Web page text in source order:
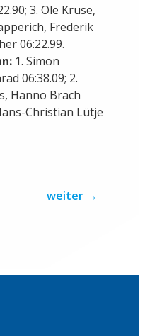
3. Ole Kruse,
Frederik
06:22.99.
1. Simon
06:38.09; 2.
Hanno Brach
Christian Lütje
weiter →